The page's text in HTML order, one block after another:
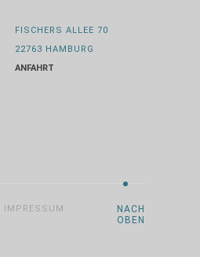
FISCHERS ALLEE 70
22763 HAMBURG
ANFAHRT
IMPRESSUM
NACH
OBEN